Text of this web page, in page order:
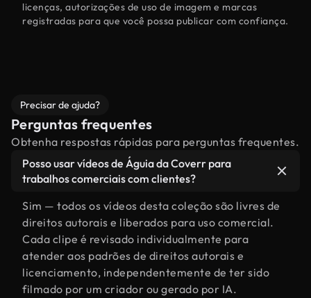
licenças, autorizações de uso de imagem e marcas
registradas para que você possa publicar com confiança.
Precisar de ajuda?
Perguntas frequentes
Obtenha respostas rápidas para perguntas frequentes.
Posso usar vídeos de Águia da Coverr para
trabalhos comerciais com clientes?
Sim — todos os vídeos desta coleção são livres de
direitos autorais e liberados para uso comercial.
Cada clipe é revisado individualmente para
atender aos padrões de direitos autorais e
licenciamento, independentemente de ter sido
filmado por um criador ou gerado por IA.